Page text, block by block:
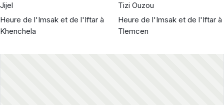
Jijel
Heure de l'Imsak et de l'Iftar à
Khenchela
Tizi Ouzou
Heure de l'Imsak et de l'Iftar à
Tlemcen